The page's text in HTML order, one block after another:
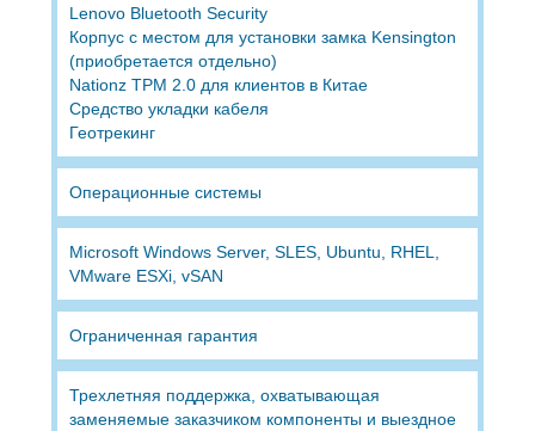
Lenovo Bluetooth Security
Корпус с местом для установки замка Kensington
(приобретается отдельно)
Nationz TPM 2.0 для клиентов в Китае
Средство укладки кабеля
Геотрекинг
Операционные системы
Microsoft Windows Server, SLES, Ubuntu, RHEL,
VMware ESXi, vSAN
Ограниченная гарантия
Трехлетняя поддержка, охватывающая
заменяемые заказчиком компоненты и выездное